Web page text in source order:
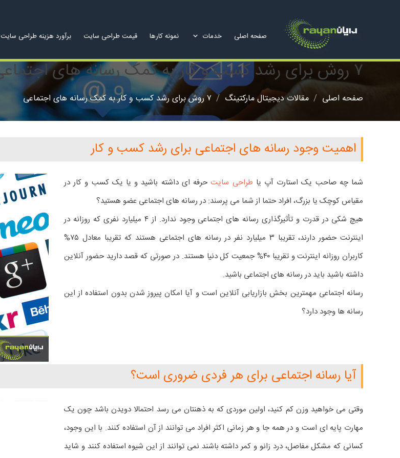
صفحه اصلی خدمات نمونه کارها قیمت طراحی سایت برآورد هزینه طراحی سایت
۷ روش برای رشد کسب و کار به کمک رسانه های اجتماعی
صفحه اصلی / مقالات دیجیتال مارکتینگ / ۷ روش برای رشد کسب و کار به کمک رسانه های اجتماعی
اهمیت وجود رسانه های اجتماعی برای رشد کسب و کار
شما چه صاحب یک استارت آپ یا طراحی سایتحرفه ای داشته باشید و یا یک کسب و کار در
مقیاس کوچک یا بزرگ، افراد حتما از شما می پرسند: در رسانه های اجتماعی عضو هستید؟
هیچ شکی در قدرت و تأثیرگذاری رسانه های اجتماعی وجود ندارد. از ۴ میلیارد نفری که روزانه در
اینترنت حضور دارند، تقریبا ۳ میلیارد نفر در رسانه های اجتماعی هستند که تقریبا معادل ۷۵%
کاربران روزانه اینترنت و تقریبا ۴۰% جمعیت کل دنیا هستند. در صورتی که قصد دارید حضور آنلاین
داشته باشید باید در رسانه های اجتماعی باشید.
رسانه اجتماعی مهمترین بخش بازاریابی آنلاین است و آیا امکان پیروز شدن بدون استفاده از این
رسانه ها وجود دارد؟
آیا رسانه اجتماعی برای هر فردی ضروری است؟
وقتی می خواهید وزن کم کنید، اولین موردی که به ذهنتان می رسد احتمالا دویدن باشد چون یک
مهارت پایه ای است و در همه جا و هر زمانی اکثر افراد می توانند از آن استفاده کنند. با این وجود،
کسانی که مشکل مفاصل، درد زانو و کمر داشته باشند نمی توانند از این شیوه استفاده کنند و شاید